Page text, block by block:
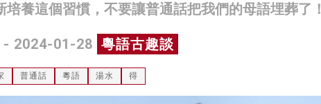
培養這個習慣，不要讓普通話把我們的母語埋葬了！
- 2024-01-28 粵語古趣談
普通話 粵語 湯水 得